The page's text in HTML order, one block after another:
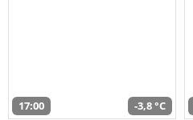
17:00 -3,8 °C